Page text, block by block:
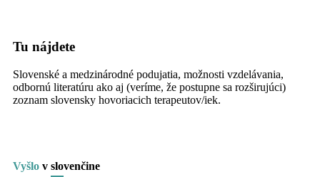
Tu nájdete
Slovenské a medzinárodné podujatia, možnosti vzdelávania,
odbornú literatúru ako aj (veríme, že postupne sa rozširujúci)
zoznam slovensky hovoriacich terapeutov/iek.
Vyšlo v slovenčine